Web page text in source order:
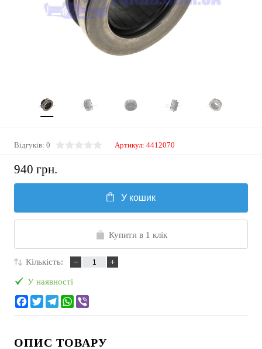
Відгуків: 0 Артикул: 4412070
940 грн.
У кошик
Купити в 1 клік
Кількість:
У наявності
ОПИС ТОВАРУ